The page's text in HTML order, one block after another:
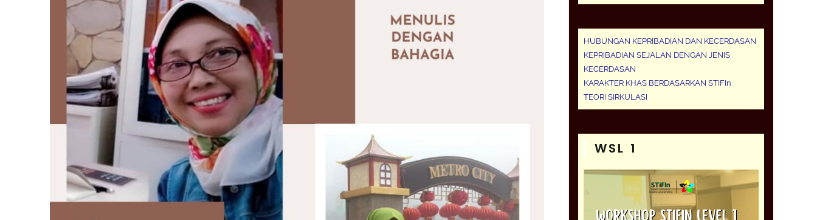
HUBUNGAN KEPRIBADIAN DAN KECERDASAN
KEPRIBADIAN SEJALAN DENGAN JENIS
KECERDASAN
KARAKTER KHAS BERDASARKAN STIFIn
TEORI SIRKULASI
WSL 1